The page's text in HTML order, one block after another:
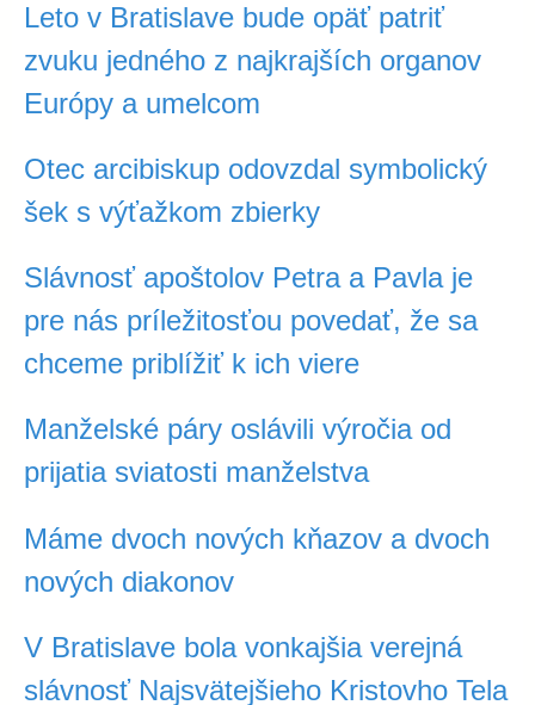
Leto v Bratislave bude opäť patriť
zvuku jedného z najkrajších organov
Európy a umelcom
Otec arcibiskup odovzdal symbolický
šek s výťažkom zbierky
Slávnosť apoštolov Petra a Pavla je
pre nás príležitosťou povedať, že sa
chceme priblížiť k ich viere
Manželské páry oslávili výročia od
prijatia sviatosti manželstva
Máme dvoch nových kňazov a dvoch
nových diakonov
V Bratislave bola vonkajšia verejná
slávnosť Najsvätejšieho Kristovho Tela